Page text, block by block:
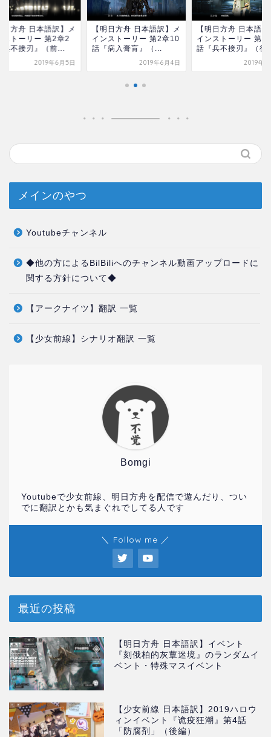
日方舟 日本語訳】メ
ストーリー 第2章2
兵不接刃』（前...
2019年6月5日
【明日方舟 日本語訳】メ
インストーリー 第2章10
話『病入膏肓』（...
2019年6月4日
【明日方舟 日本語
インストーリー 第2
話『兵不接刃』（後
2019年6
メインのやつ
Youtubeチャンネル
◆他の方によるBilBiliへのチャンネル動画アップロードに
関する方針について◆
【アークナイツ】翻訳 一覧
【少女前線】シナリオ翻訳 一覧
Bomgi
Youtubeで少女前線、明日方舟を配信で遊んだり、つい
でに翻訳とかも気まぐれでしてる人です
＼ Follow me ／
最近の投稿
【明日方舟 日本語訳】イベント
『刻俄柏的灰蕈迷境』のランダムイ
ベント・特殊マスイベント
【少女前線 日本語訳】2019ハロウ
ィンイベント『诡疫狂潮』第4話
「防腐剤」（後編）